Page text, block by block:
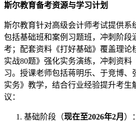
斯尔教育备考资源与学习计划
斯尔教育针对高级会计师考试提供系
包括基础班和案例习题班，冲刺阶段
考；配套资料《打好基础》覆盖理论
实战80题》强化实务演练，冲刺资料
习。授课老师包括蒋明乐、于竞博、
实务》教学，结合行业经验提升考生
议：
基础阶段（现在至2026年2月 ）